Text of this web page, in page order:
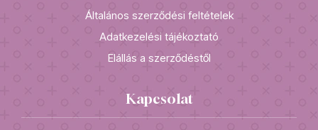
Általános szerződési feltételek
Adatkezelési tájékoztató
Elállás a szerződéstől
Kapcsolat